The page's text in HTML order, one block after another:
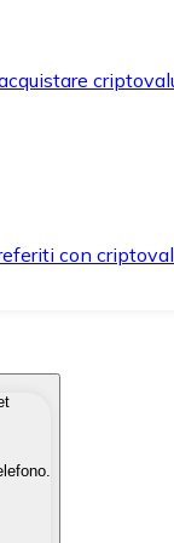
con
in modo
fiat quando ne hai